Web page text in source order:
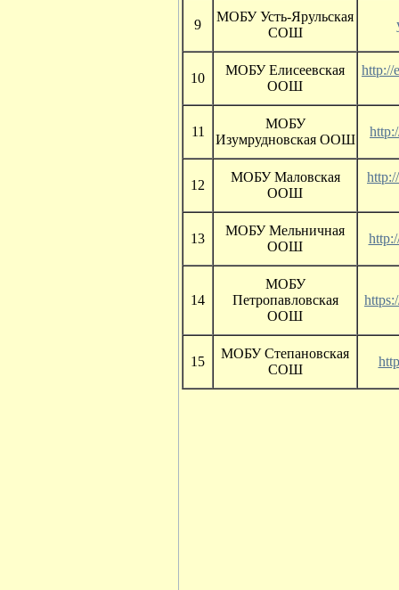
9
МОБУ Усть-Ярульская
СОШ
10
МОБУ Елисеевская
ООШ
http://
11
МОБУ
Изумрудновская ООШ
12
МОБУ Маловская
ООШ
13
МОБУ Мельничная
ООШ
14
МОБУ
Петропавловская
ООШ
15
МОБУ Степановская
СОШ